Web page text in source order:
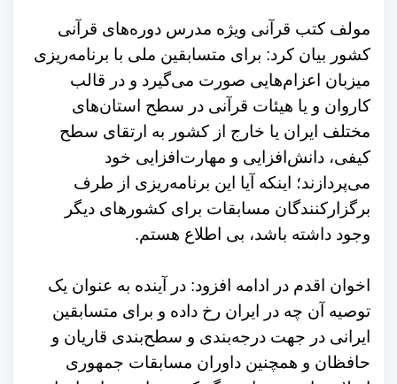
مولف کتب قرآنی ویژه مدرس دوره‌های قرآنی
کشور بیان کرد: برای متسابقین ملی با برنامه‌ریزی
میزبان اعزام‌هایی صورت می‌گیرد و در قالب
کاروان و یا هیئات قرآنی در سطح استان‌های
مختلف ایران یا خارج از کشور به ارتقای سطح
کیفی، دانش‌افزایی و مهارت‌افزایی خود
می‌پردازند؛ اینکه آیا این برنامه‌ریزی از طرف
برگزارکنندگان مسابقات برای کشورهای دیگر
وجود داشته باشد، بی اطلاع هستم.
اخوان اقدم در ادامه افزود: در آینده به عنوان یک
توصیه آن چه در ایران رخ داده و برای متسابقین
ایرانی در جهت درجه‌بندی و سطح‌بندی قاریان و
حافظان و همچنین داوران مسابقات جمهوری